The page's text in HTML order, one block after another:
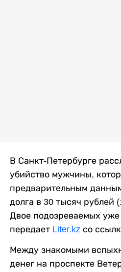
В Санкт-Петербурге
убийство мужчины,
предварительным
долга в 30 тысяч рублей
Двое подозреваемых
передает Liter.kz со
Между знакомыми
денег на проспекте